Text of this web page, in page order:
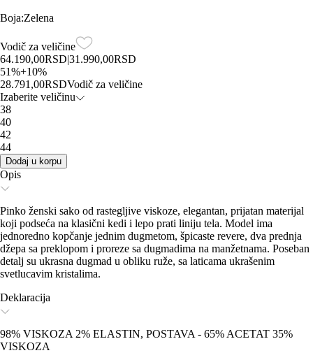
Boja:Zelena
Vodič za veličine
64.190,00RSD|31.990,00RSD
51%+10%
28.791,00RSDVodič za veličine
Izaberite veličinu
38
40
42
44
Dodaj u korpu
Opis
Pinko ženski sako od rastegljive viskoze, elegantan, prijatan materijal
koji podseća na klasični kedi i lepo prati liniju tela. Model ima
jednoredno kopčanje jednim dugmetom, špicaste reverе, dva prednja
džepa sa preklopom i proreze sa dugmadima na manžetnama. Poseban
detalj su ukrasna dugmad u obliku ruže, sa laticama ukrašenim
svetlucavim kristalima.
Deklaracija
98% VISKOZA 2% ELASTIN, POSTAVA - 65% ACETAT 35%
VISKOZA